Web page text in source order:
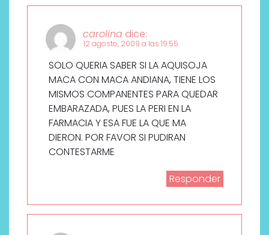
carolina dice:
12 agosto, 2009 a las 19:55
SOLO QUERIA SABER SI LA AQUISOJA
MACA CON MACA ANDIANA, TIENE LOS
MISMOS COMPANENTES PARA QUEDAR
EMBARAZADA, PUES LA PERI EN LA
FARMACIA Y ESA FUE LA QUE MA
DIERON. POR FAVOR SI PUDIRAN
CONTESTARME
Responder